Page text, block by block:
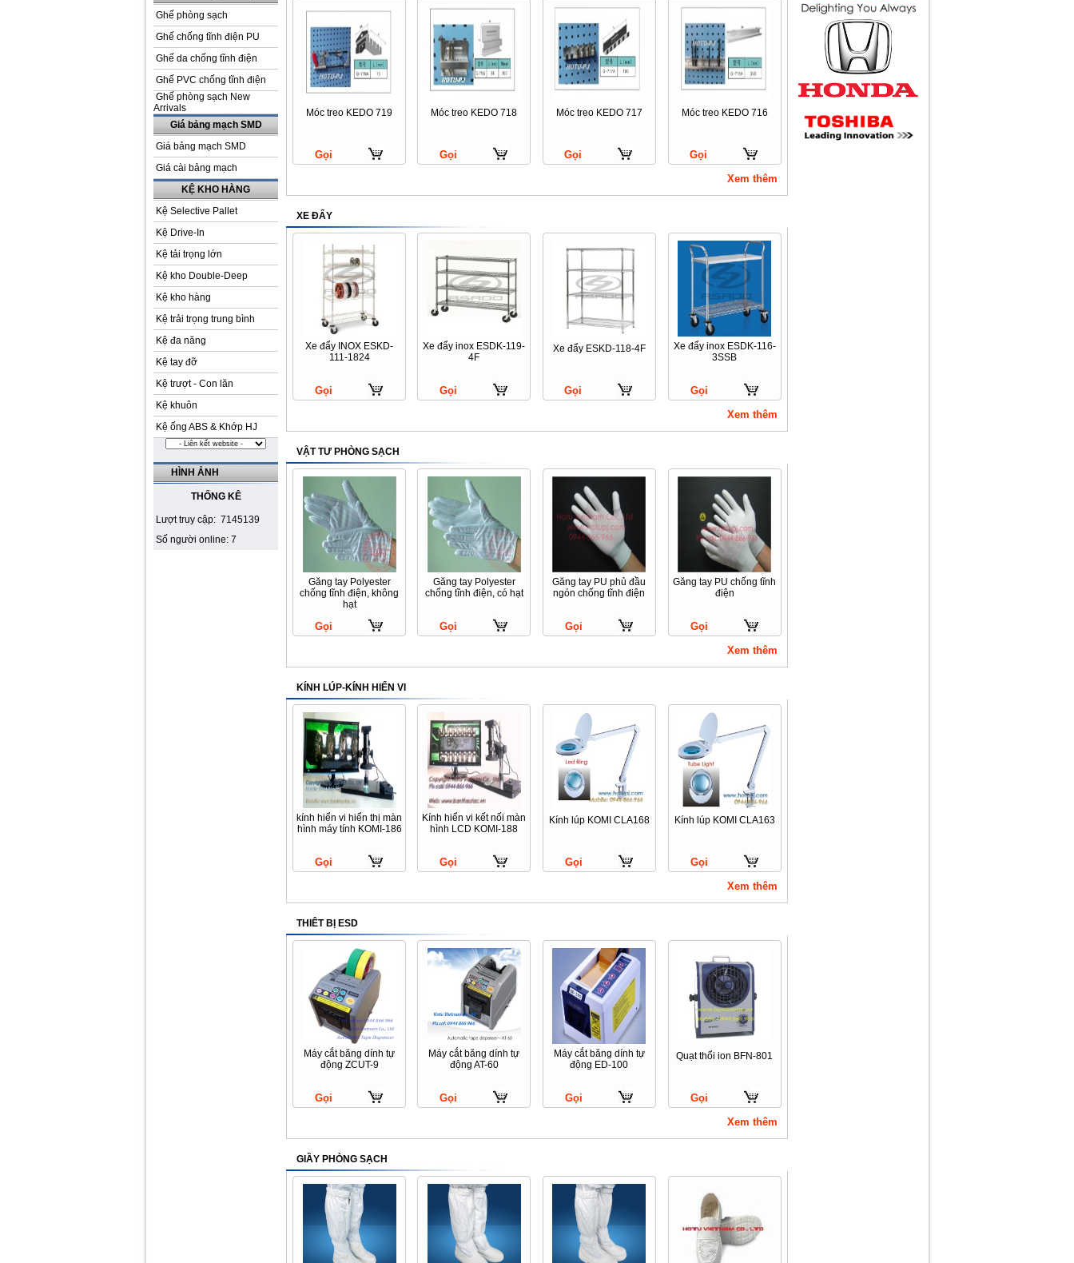
Ghế phòng sạch
Ghế chống tĩnh điện PU
Ghế da chống tĩnh điện
Ghế PVC chống tĩnh điện
Ghế phòng sạch New
Arrivals
Giá bảng mạch SMD
Giá bảng mạch SMD
Giá cài bảng mạch
KỆ KHO HÀNG
Kệ Selective Pallet
Kệ Drive-In
Kệ tải trọng lớn
Kệ kho Double-Deep
Kệ kho hàng
Kệ trải trọng trung bình
Kệ đa năng
Kệ tay đỡ
Kệ trượt - Con lăn
Kệ khuôn
Kệ ống ABS & Khớp HJ
HÌNH ẢNH
THỐNG KÊ
Lượt truy cập: 7145139
Số người online: 7
Móc treo KEDO 719
Gọi
Móc treo KEDO 718
Gọi
Móc treo KEDO 717
Gọi
Móc treo KEDO 716
Gọi
Xem thêm
XE ĐẨY
Xe đẩy INOX ESKD-
111-1824
Gọi
Xe đẩy inox ESDK-119-
4F
Gọi
Xe đẩy ESKD-118-4F
Gọi
Xe đẩy inox ESDK-116-
3SSB
Gọi
Xem thêm
VẬT TƯ PHÒNG SẠCH
Găng tay Polyester
chống tĩnh điện, không
hạt
Gọi
Găng tay Polyester
chống tĩnh điện, có hạt
Gọi
Găng tay PU phủ đầu
ngón chống tĩnh điện
Gọi
Găng tay PU chống tĩnh
điện
Gọi
Xem thêm
KÍNH LÚP-KÍNH HIỂN VI
kính hiển vi hiển thị màn
hình máy tính KOMI-186
Gọi
Kính hiển vi kết nối màn
hình LCD KOMI-188
Gọi
Kính lúp KOMI CLA168
Gọi
Kính lúp KOMI CLA163
Gọi
Xem thêm
THIÊT BỊ ESD
Máy cắt băng dính tự
động ZCUT-9
Gọi
Máy cắt băng dính tự
động AT-60
Gọi
Máy cắt băng dính tự
động ED-100
Gọi
Quạt thổi ion BFN-801
Gọi
Xem thêm
GIẦY PHÒNG SẠCH
Call